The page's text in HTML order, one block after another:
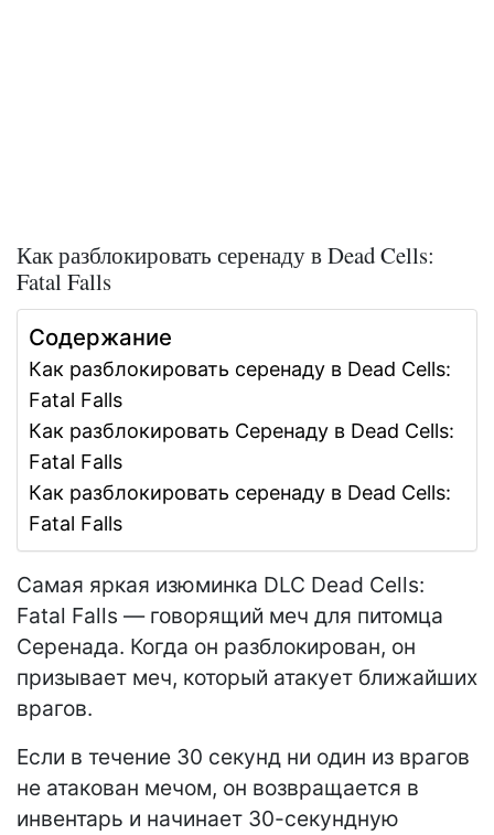
Как разблокировать серенаду в Dead Cells:
Fatal Falls
Содержание
Как разблокировать серенаду в Dead Cells:
Fatal Falls
Как разблокировать Серенаду в Dead Cells:
Fatal Falls
Как разблокировать серенаду в Dead Cells:
Fatal Falls
Самая яркая изюминка DLC Dead Cells:
Fatal Falls — говорящий меч для питомца
Серенада. Когда он разблокирован, он
призывает меч, который атакует ближайших
врагов.
Если в течение 30 секунд ни один из врагов
не атакован мечом, он возвращается в
инвентарь и начинает 30-секундную